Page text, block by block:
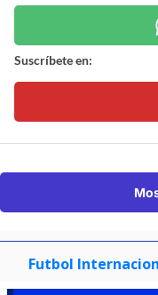
Suscríbete en:
Futbol